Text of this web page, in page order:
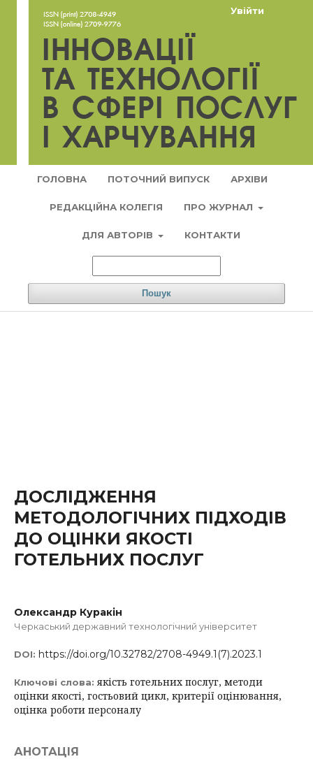
ГОЛОВНА ПОТОЧНИЙ ВИПУСК АРХІВИ
РЕДАКЦІЙНА КОЛЕГІЯ ПРО ЖУРНАЛ
ДЛЯ АВТОРІВ КОНТАКТИ
Пошук
Увійти
ДОСЛІДЖЕННЯ
МЕТОДОЛОГІЧНИХ ПІДХОДІВ
ДО ОЦІНКИ ЯКОСТІ
ГОТЕЛЬНИХ ПОСЛУГ
Олександр Куракін
Черкаський державний технологічний університет
DOI: https://doi.org/10.32782/2708-4949.1(7).2023.1
Ключові слова: якість готельних послуг, методи
оцінки якості, гостьовий цикл, критерії оцінювання,
оцінка роботи персоналу
АНОТАЦІЯ